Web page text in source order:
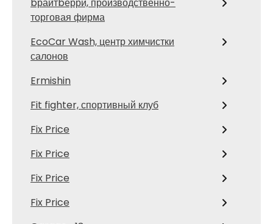
торговая фирма
EcoCar Wash, центр химчистки
салонов
Ermishin
Fit fighter, спортивный клуб
Fix Price
Fix Price
Fix Price
Fix Price